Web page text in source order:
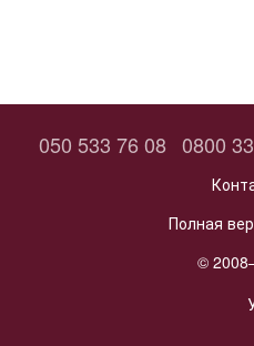
050 533 76 08 0800
Полная
©